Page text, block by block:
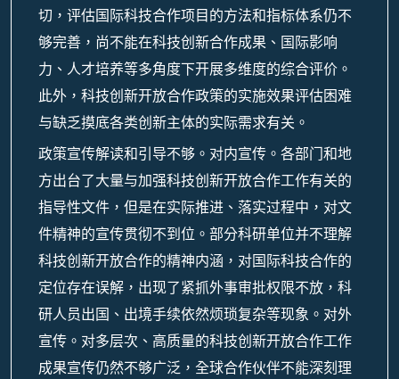
切，评估国际科技合作项目的方法和指标体系仍不
够完善，尚不能在科技创新合作成果、国际影响
力、人才培养等多角度下开展多维度的综合评价。
此外，科技创新开放合作政策的实施效果评估困难
与缺乏摸底各类创新主体的实际需求有关。
政策宣传解读和引导不够。对内宣传。各部门和地
方出台了大量与加强科技创新开放合作工作有关的
指导性文件，但是在实际推进、落实过程中，对文
件精神的宣传贯彻不到位。部分科研单位并不理解
科技创新开放合作的精神内涵，对国际科技合作的
定位存在误解，出现了紧抓外事审批权限不放，科
研人员出国、出境手续依然烦琐复杂等现象。对外
宣传。对多层次、高质量的科技创新开放合作工作
成果宣传仍然不够广泛，全球合作伙伴不能深刻理